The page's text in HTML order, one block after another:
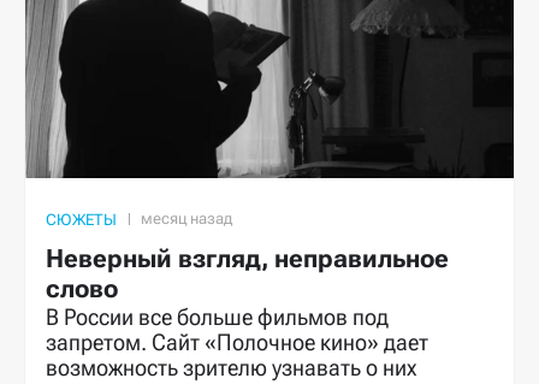
СЮЖЕТЫ
Неверный взгляд, неправильное
слово
В России все больше фильмов под
запретом. Сайт «Полочное кино» дает
возможность зрителю узнавать о них